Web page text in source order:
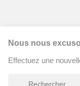
Nous nous
Effectuez une